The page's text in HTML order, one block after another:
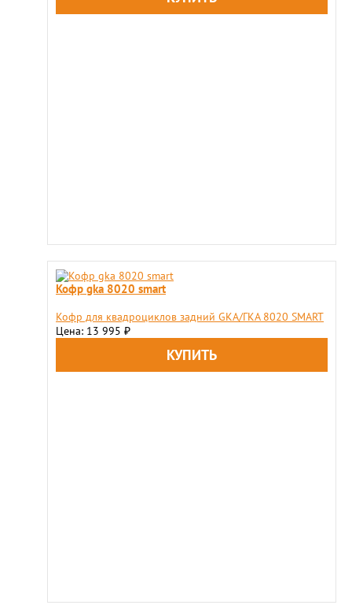
Кофр gka 8020 smart
Кофр для квадроциклов задний GKA/ГКА 8020 SMART
Цена: 13 995 ₽